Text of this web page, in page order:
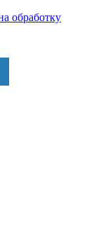
обработку